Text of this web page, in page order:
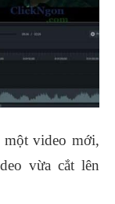
một video mới,
vừa cắt lên